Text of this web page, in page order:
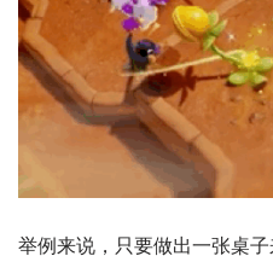
举例来说，只要做出一张桌